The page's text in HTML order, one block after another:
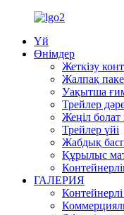
Үй
Өнімдер
Жеткізу
Жалпақ
Уақытша
Трейлер
Жеңіл болат
Трейлер үйі
Жабдық
Құрылыс
ГАЛЕРИЯ